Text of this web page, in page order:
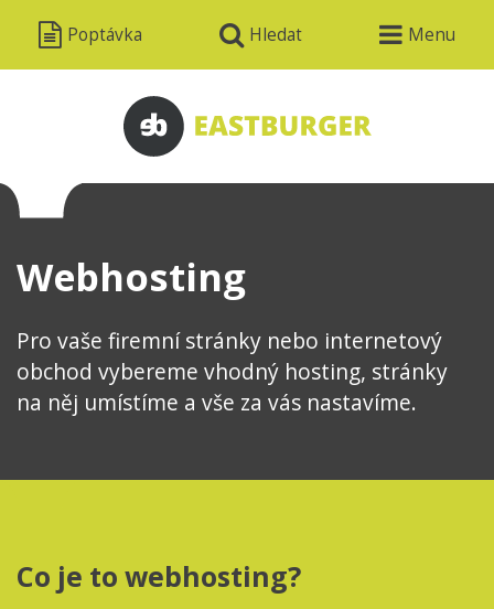
Poptávka Hledat Menu
Webhosting
Pro vaše firemní stránky nebo internetový
obchod vybereme vhodný hosting, stránky
na něj umístíme a vše za vás nastavíme.
Co je to webhosting?